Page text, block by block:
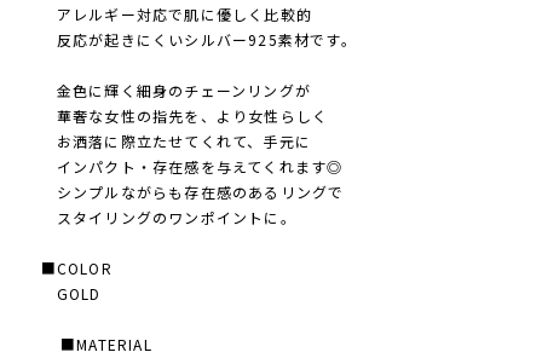
アレルギー対応で肌に優しく比較的
反応が起きにくいシルバー925素材です。
金色に輝く細身のチェーンリングが
華奢な女性の指先を 、より女性らしく
お洒落に際立たせ てくれて、手元に
インパクト・存在感を与えてくれます◎
シンプルながらも存在感のあるリングで
スタイリングのワンポイントに。
■COLOR
GOLD
■MATERIAL